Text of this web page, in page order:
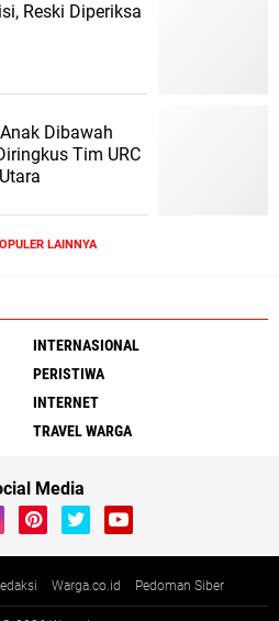
Reski Diperiksa
Dibawah
Tim URC
LAINNYA
INTERNASIONAL
PERISTIWA
INTERNET
TRAVEL WARGA
Media
Warga.co.id Pedoman Siber